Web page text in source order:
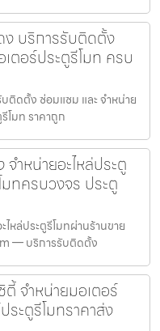
ง บริการรับติดตั้ง
ตอร์ประตูรีโมท ครบ
ติดตั้ง ซ่อมแซม และ จำหน่าย
โมท ราคาถูก
ำหน่ายอะไหล่ประตู
มทครบวงจร ประตู
หล่ประตูรีโมทผ่านร้านขาย
— บริการรับติดตั้ง
ตี้ จำหน่ายมอเตอร์
ระตูรีโมทราคาส่ง